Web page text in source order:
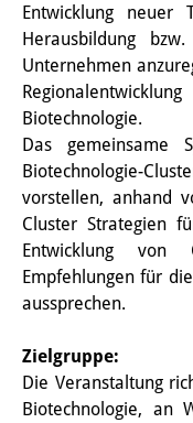
Events
DIJ Forum
DIJ Study
Series of
Symposia
Workshops
Other
Publications
Entwicklung neuer
Herausbildung
Unternehmen
Biotechnologie.
Das gemeinsame
Biotechnologie-
vorstellen, anhand
Cluster Strategien
Entwicklung von
Empfehlungen für
aussprechen.
Zielgruppe:
Die Veranstaltung
Biotechnologie, an